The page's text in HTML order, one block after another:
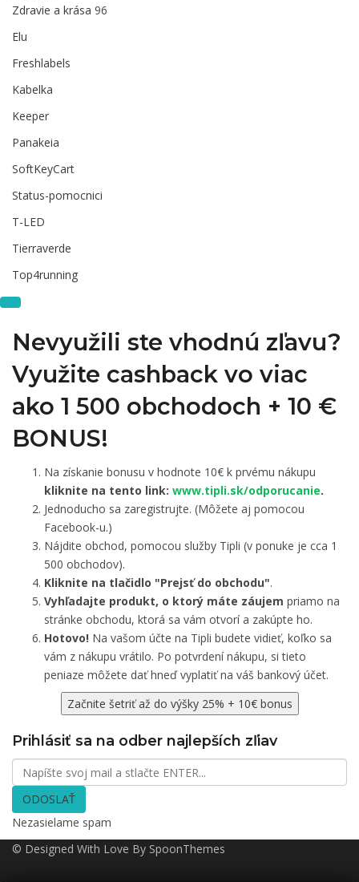
Zdravie a krása 96
Elu
Freshlabels
Kabelka
Keeper
Panakeia
SoftKeyCart
Status-pomocnici
T-LED
Tierraverde
Top4running
Nevyužili ste vhodnú zľavu?
Využite cashback vo viac
ako 1 500 obchodoch + 10 €
BONUS!
Na získanie bonusu v hodnote 10€ k prvému nákupu
kliknite na tento link: www.tipli.sk/odporucanie.
Jednoducho sa zaregistrujte. (Môžete aj pomocou
Facebook-u.)
Nájdite obchod, pomocou služby Tipli (v ponuke je cca 1
500 obchodov).
Kliknite na tlačidlo "Prejsť do obchodu".
Vyhľadajte produkt, o ktorý máte záujem priamo na
stránke obchodu, ktorá sa vám otvorí a zakúpte ho.
Hotovo! Na vašom účte na Tipli budete vidieť, koľko sa
vám z nákupu vrátilo. Po potvrdení nákupu, si tieto
peniaze môžete dať hneď vyplatiť na váš bankový účet.
Začnite šetriť až do výšky 25% + 10€ bonus
Prihlásiť sa na odber najlepších zľiav
ODOSLAŤ
Nezasielame spam
© Designed With Love By SpoonThemes